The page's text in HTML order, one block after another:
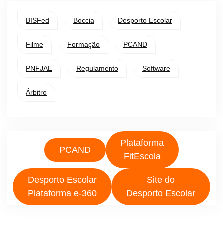
BISFed Boccia Desporto Escolar
Filme Formação PCAND
PNFJAE Regulamento Software
Árbitro
PCAND
Plataforma
FitEscola
Desporto Escolar
Plataforma e-360
Site do
Desporto Escolar